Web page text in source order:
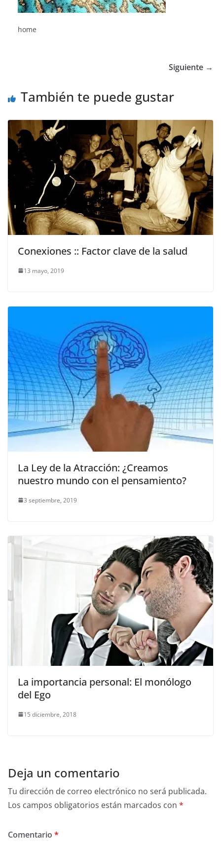
home
Siguiente →
También te puede gustar
Conexiones :: Factor clave de la salud
13 mayo, 2019
La Ley de la Atracción: ¿Creamos
nuestro mundo con el pensamiento?
3 septiembre, 2019
La importancia personal: El monólogo
del Ego
15 diciembre, 2018
Deja un comentario
Tu dirección de correo electrónico no será publicada.
Los campos obligatorios están marcados con *
Comentario *